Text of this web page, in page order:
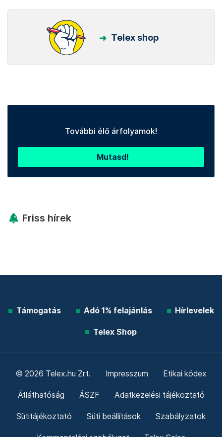
Telex shop
További élő árfolyamok!
Mutasd!
Friss hírek
Támogatás Adó 1% felajánlás Hírlevelek
Telex Shop
© 2026 Telex.hu Zrt. Impresszum Etikai kódex
Átláthatóság ÁSZF Adatkezelési tájékoztató
Sütitájékoztató Süti beállítások Szabályzatok